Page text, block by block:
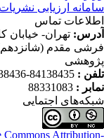
ارزیابی نشریات
تماس
تهران- خیابان
:
84138435-84138436
:
88331083
اجتمایی
Commons